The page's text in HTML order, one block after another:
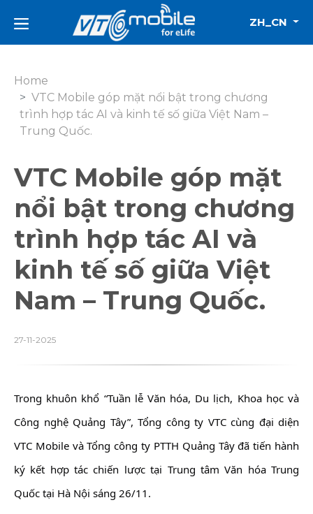
ZH_CN
Home
VTC Mobile góp mặt nổi bật trong chương
trình hợp tác AI và kinh tế số giữa Việt Nam –
Trung Quốc.
VTC Mobile góp mặt
nổi bật trong chương
trình hợp tác AI và
kinh tế số giữa Việt
Nam – Trung Quốc.
27-11-2025
Trong khuôn khổ “Tuần lễ Văn hóa, Du lịch, Khoa học và
Công nghệ Quảng Tây”, Tổng công ty VTC cùng đại diện
VTC Mobile và Tổng công ty PTTH Quảng Tây đã tiến hành
ký kết hợp tác chiến lược tại Trung tâm Văn hóa Trung
Quốc tại Hà Nội sáng 26/11.